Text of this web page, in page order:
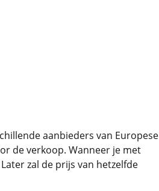
aanbieders van Europese
de verkoop. Wanneer je met
zal de prijs van hetzelfde